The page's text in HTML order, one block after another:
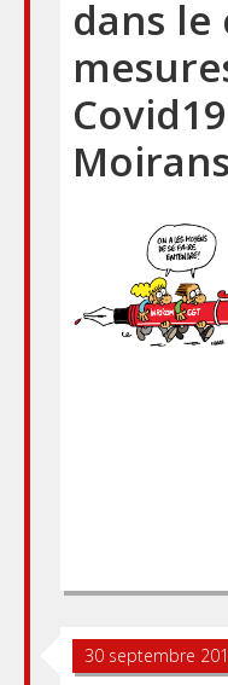
dans le
30 septembre